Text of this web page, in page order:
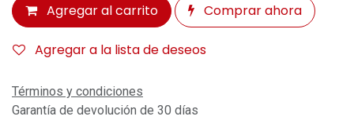
Agregar al carrito Comprar ahora
Agregar a la lista de deseos
Términos y condiciones
Garantía de devolución de 30 días